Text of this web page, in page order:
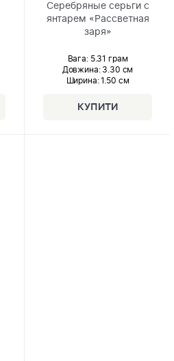
Серебряные серьги с
янтарем «Рассветная
заря»
Вага: 5.31 грам
Довжина:3.30 см
Ширина: 1.50 см